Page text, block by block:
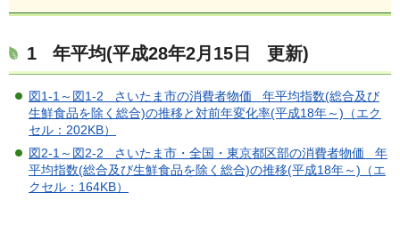
1 年平均(平成28年2月15日 更新)
図1-1～図1-2 さいたま市の消費者物価 年平均指数(総合及び
生鮮食品を除く総合)の推移と対前年変化率(平成18年～)（エク
セル：202KB）
図2-1～図2-2 さいたま市・全国・東京都区部の消費者物価 年
平均指数(総合及び生鮮食品を除く総合)の推移(平成18年～)（エ
クセル：164KB）